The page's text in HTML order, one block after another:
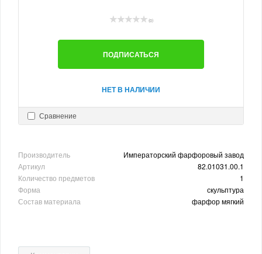
(0)
ПОДПИСАТЬСЯ
НЕТ В НАЛИЧИИ
Сравнение
Производитель
Императорский фарфоровый завод
Артикул
82.01031.00.1
Количество предметов
1
Форма
скульптура
Состав материала
фарфор мягкий